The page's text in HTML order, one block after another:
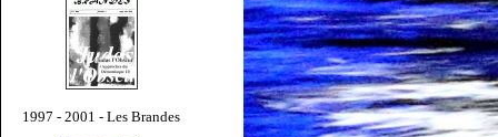
1997 - 2001 - Les Brandes